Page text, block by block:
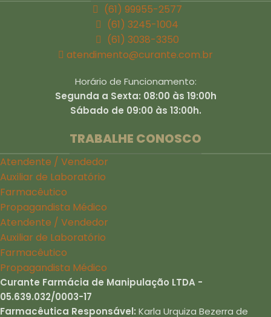
(61) 99955-2577
(61) 3245-1004
(61) 3038-3350
atendimento@curante.com.br
Horário de Funcionamento:
Segunda a Sexta: 08:00 às 19:00h
Sábado de 09:00 às 13:00h.
TRABALHE CONOSCO
Atendente / Vendedor
Auxiliar de Laboratório
Farmacêutico
Propagandista Médico
Atendente / Vendedor
Auxiliar de Laboratório
Farmacêutico
Propagandista Médico
Curante Farmácia de Manipulação LTDA -
05.639.032/0003-17
Farmacêutica Responsável: Karla Urquiza Bezerra de